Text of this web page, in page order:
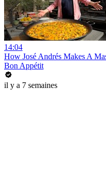
14:04
How José Andrés Makes A
Bon Appétit
il y a 7 semaines